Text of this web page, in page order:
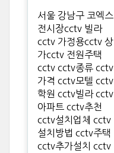
서울 강남구 코엑스
전시장cctv 빌라
cctv 가정용cctv 상
가cctv 전원주택
cctv cctv종류 cctv
가격 cctv모텔 cctv
학원 cctv빌라 cctv
아파트 cctv추천
cctv설치업체 cctv
설치방법 cctv주택
cctv추가설치 cctv